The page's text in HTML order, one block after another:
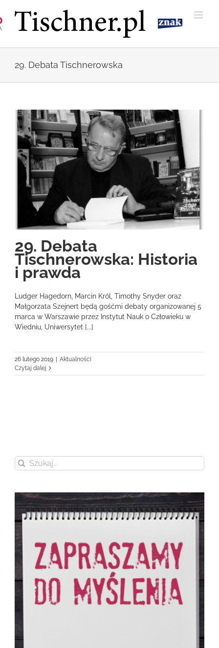
zawartości
29. Debata Tischnerowska
29. Debata
Tischnerowska: Historia
i prawda
Ludger Hagedorn, Marcin Król, Timothy Snyder oraz
Małgorzata Szejnert będą gośćmi debaty organizowanej 5
marca w Warszawie przez Instytut Nauk o Człowieku w
Wiedniu, Uniwersytet [...]
26 lutego 2019
Aktualności
Czytaj dalej
Szukaj